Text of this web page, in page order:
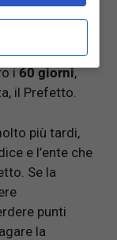
ricevuta di
. Infatti si
i60 giorni,
il Prefetto.
più tardi,
e l’ente che
Se la
punti
la